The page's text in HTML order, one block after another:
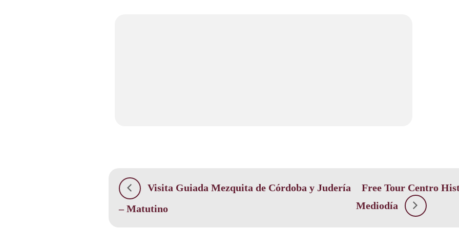
Visita Guiada Mezquita de Córdoba y Judería
– Matutino
Free Tour Centro
Mediodía